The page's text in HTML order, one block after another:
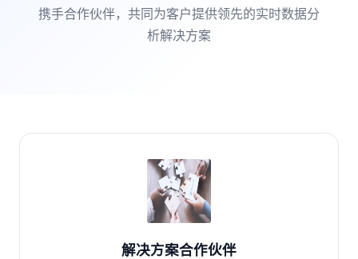
携手合作伙伴，共同为客户提供领先的实时数据分
析解决方案
解决方案合作伙伴